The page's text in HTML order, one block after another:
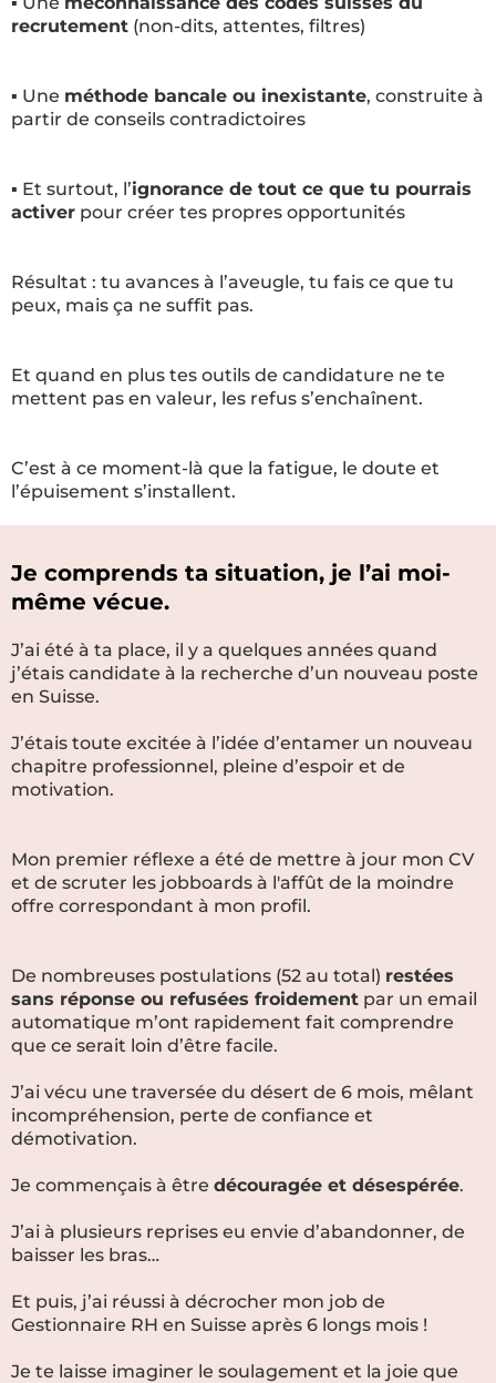
recrutement (non-dits, attentes, filtres)
▪️ Une méthode bancale ou inexistante, construite à
partir de conseils contradictoires
▪️ Et surtout, l’ignorance de tout ce que tu pourrais
activer pour créer tes propres opportunités
Résultat : tu avances à l’aveugle, tu fais ce que tu
peux, mais ça ne suffit pas.
Et quand en plus tes outils de candidature ne te
mettent pas en valeur, les refus s’enchaînent.
C’est à ce moment-là que la fatigue, le doute et
l’épuisement s’installent.
Je comprends ta situation, je l’ai moi-
même vécue.
J’ai été à ta place, il y a quelques années quand
j’étais candidate à la recherche d’un nouveau poste
en Suisse.
J’étais toute excitée à l’idée d’entamer un nouveau
chapitre professionnel, pleine d’espoir et de
motivation.
Mon premier réflexe a été de mettre à jour mon CV
et de scruter les jobboards à l'affût de la moindre
offre correspondant à mon profil.
De nombreuses postulations (52 au total) restées
sans réponse ou refusées froidement par un email
automatique m’ont rapidement fait comprendre
que ce serait loin d’être facile.
J’ai vécu une traversée du désert de 6 mois, mêlant
incompréhension, perte de confiance et
démotivation.
Je commençais à être découragée et désespérée.
J’ai à plusieurs reprises eu envie d’abandonner, de
baisser les bras…
Et puis, j’ai réussi à décrocher mon job de
Gestionnaire RH en Suisse après 6 longs mois !
Je te laisse imaginer le soulagement et la joie que